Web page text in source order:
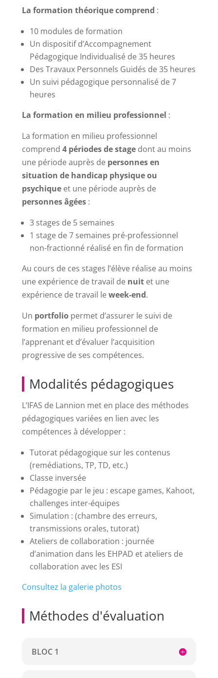
La formation théorique comprend :
10 modules de formation
Un dispositif d’Accompagnement
Pédagogique Individualisé de 35 heures
Des Travaux Personnels Guidés de 35 heures
Un suivi pédagogique personnalisé de 7
heures
La formation en milieu professionnel :
La formation en milieu professionnel
comprend 4 périodes de stagedont au moins
une période auprès de personnes en
situation de handicap physique ou
psychiqueet une période auprès de
personnes âgées:
3 stages de 5 semaines
1 stage de 7 semaines pré-professionnel
non-fractionné réalisé en fin de formation
Au cours de ces stages l’élève réalise au moins
une expérience de travail de nuitet une
expérience de travail leweek-end.
Un portfoliopermet d’assurer le suivi de
formation en milieu professionnel de
l’apprenant et d’évaluer l’acquisition
progressive de ses compétences.
Modalités pédagogiques
L’IFAS de Lannion met en place des méthodes
pédagogiques variées en lien avec les
compétences à développer :
Tutorat pédagogique sur les contenus
(remédiations, TP, TD, etc.)
Classe inversée
Pédagogie par le jeu : escape games, Kahoot,
challenges inter-équipes
Simulation : (chambre des erreurs,
transmissions orales, tutorat)
Ateliers de collaboration : journée
d’animation dans les EHPAD et ateliers de
collaboration avec les ESI
Consultez la galerie photos
Méthodes d'évaluation
BLOC 1